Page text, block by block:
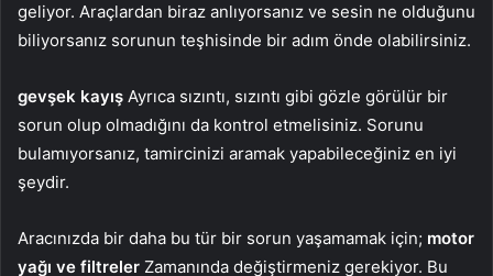
geliyor. Araçlardan biraz anlıyorsanız ve sesin ne olduğunu
biliyorsanız sorunun teşhisinde bir adım önde olabilirsiniz.
gevşek kayış Ayrıca sızıntı, sızıntı gibi gözle görülür bir
sorun olup olmadığını da kontrol etmelisiniz. Sorunu
bulamıyorsanız, tamircinizi aramak yapabileceğiniz en iyi
şeydir.
Aracınızda bir daha bu tür bir sorun yaşamamak için; motor
yağı ve filtreler Zamanında değiştirmeniz gerekiyor. Bu